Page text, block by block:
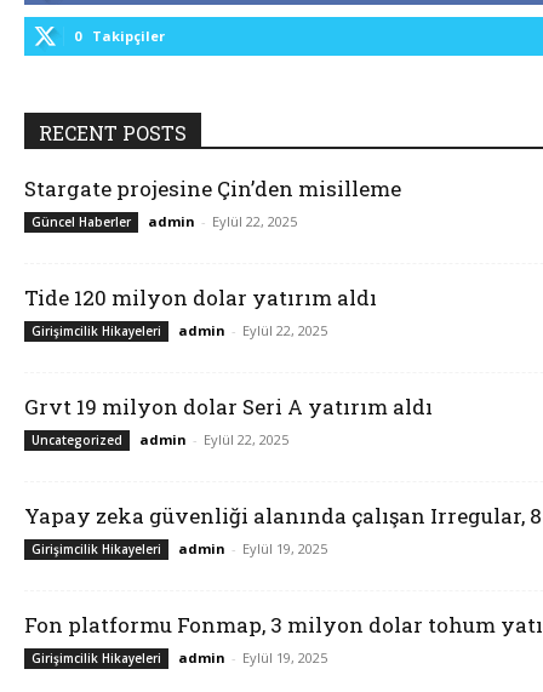
0 Takipçiler
RECENT POSTS
Stargate projesine Çin’den misilleme
Güncel Haberler admin - Eylül 22, 2025
Tide 120 milyon dolar yatırım aldı
Girişimcilik Hikayeleri admin - Eylül 22, 2025
Grvt 19 milyon dolar Seri A yatırım aldı
Uncategorized admin - Eylül 22, 2025
Yapay zeka güvenliği alanında çalışan Irregular,
Girişimcilik Hikayeleri admin - Eylül 19, 2025
Fon platformu Fonmap, 3 milyon dolar tohum
Girişimcilik Hikayeleri admin - Eylül 19, 2025